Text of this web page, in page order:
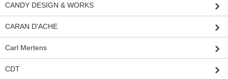
CANDY DESIGN & WORKS
CARAN D'ACHE
Carl Mertens
CDT